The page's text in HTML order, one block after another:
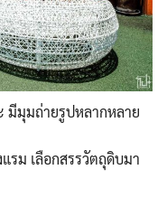
มีมุมถ่ายรูปหลากหลาย
รม เลือกสรรวัตถุดิบมา